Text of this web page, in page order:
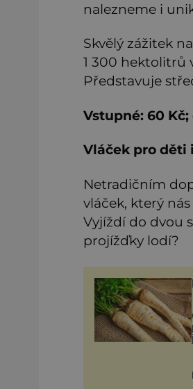
nalezneme i
Skvělý zážitek
1 300 hektolitrů
Představuje
Vstupné: 60
Vláček pro děti
Netradičním
vláček, který
Vyjíždí do dvou
projížďky lodí?